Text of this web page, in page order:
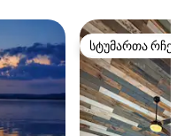
სტუმართა
სტუმართა